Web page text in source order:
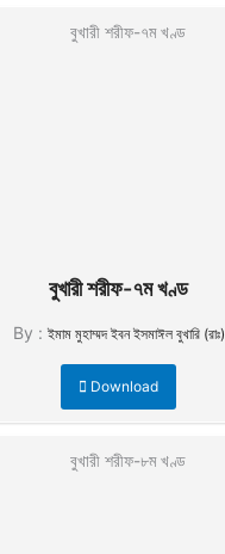
বুখারী শরীফ-৭ম খণ্ড
By : ইমাম মুহাম্মদ ইবন ইসমাঈল বুখারি (রাঃ)
Download